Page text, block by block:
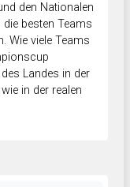
den Nationalen
die besten Teams
Wie viele Teams
Landes in der
in der realen